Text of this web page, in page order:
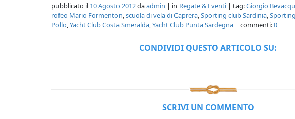
pubblicato il 10 Agosto 2012daadmin | in Regate & Eventi | tag:Giorgio
rofeo Mario Formenton scuola di vela di Caprera Sporting club Sardinia
Pollo Yacht Club Costa Smeralda Yacht Club Punta Sardegna | commenti:0
CONDIVIDI QUESTO ARTICOLO SU:
SCRIVI UN COMMENTO